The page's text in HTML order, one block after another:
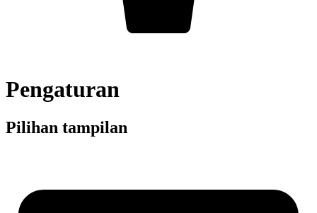
Pengaturan
Pilihan tampilan